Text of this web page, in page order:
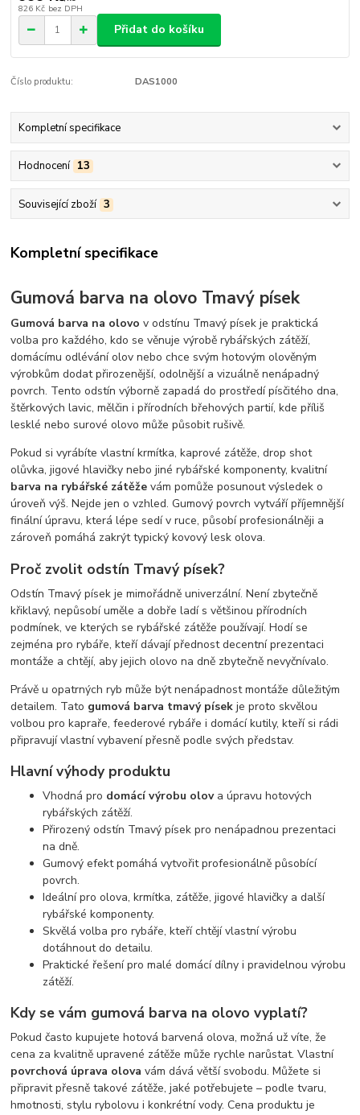
826 Kč bez DPH
Přidat do košíku
Číslo produktu: DAS1000
Kompletní specifikace
Hodnocení 13
Související zboží 3
Kompletní specifikace
Gumová barva na olovo Tmavý písek
Gumová barva na olovo v odstínu Tmavý písek je praktická
volba pro každého, kdo se věnuje výrobě rybářských zátěží,
domácímu odlévání olov nebo chce svým hotovým olověným
výrobkům dodat přirozenější, odolnější a vizuálně nenápadný
povrch. Tento odstín výborně zapadá do prostředí písčitého dna,
štěrkových lavic, mělčin i přírodních břehových partií, kde příliš
lesklé nebo surové olovo může působit rušivě.
Pokud si vyrábíte vlastní krmítka, kaprové zátěže, drop shot
olůvka, jigové hlavičky nebo jiné rybářské komponenty, kvalitní
barva na rybářské zátěže vám pomůže posunout výsledek o
úroveň výš. Nejde jen o vzhled. Gumový povrch vytváří příjemnější
finální úpravu, která lépe sedí v ruce, působí profesionálněji a
zároveň pomáhá zakrýt typický kovový lesk olova.
Proč zvolit odstín Tmavý písek?
Odstín Tmavý písek je mimořádně univerzální. Není zbytečně
křiklavý, nepůsobí uměle a dobře ladí s většinou přírodních
podmínek, ve kterých se rybářské zátěže používají. Hodí se
zejména pro rybáře, kteří dávají přednost decentní prezentaci
montáže a chtějí, aby jejich olovo na dně zbytečně nevyčnívalo.
Právě u opatrných ryb může být nenápadnost montáže důležitým
detailem. Tato gumová barva tmavý písek je proto skvělou
volbou pro kapraře, feederové rybáře i domácí kutily, kteří si rádi
připravují vlastní vybavení přesně podle svých představ.
Hlavní výhody produktu
Vhodná pro domácí výrobu olova úpravu hotových
rybářských zátěží.
Přirozený odstín Tmavý písek pro nenápadnou prezentaci
na dně.
Gumový efekt pomáhá vytvořit profesionálně působící
povrch.
Ideální pro olova, krmítka, zátěže, jigové hlavičky a další
rybářské komponenty.
Skvělá volba pro rybáře, kteří chtějí vlastní výrobu
dotáhnout do detailu.
Praktické řešení pro malé domácí dílny i pravidelnou výrobu
zátěží.
Kdy se vám gumová barva na olovo vyplatí?
Pokud často kupujete hotová barvená olova, možná už víte, že
cena za kvalitně upravené zátěže může rychle narůstat. Vlastní
povrchová úprava olova vám dává větší svobodu. Můžete si
připravit přesně takové zátěže, jaké potřebujete – podle tvaru,
hmotnosti, stylu rybolovu i konkrétní vody. Cena produktu je